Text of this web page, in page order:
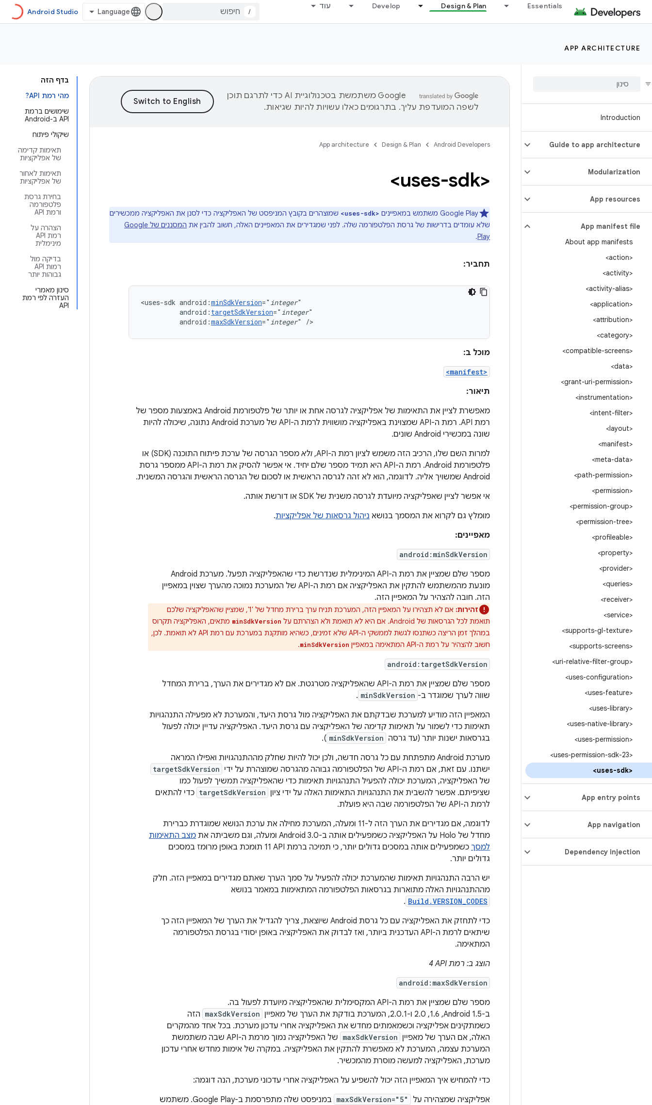
Essentials
Design & Plan
Develop עוד
/
Android Studio
APP ARCHITECTURE
Introduction
Guide to app architecture
Modularization
App resources
App manifest file
About app manifests
<action>
<activity>
<activity-alias>
<application>
<attribution>
<category>
<compatible-screens>
<data>
<grant-uri-permission>
<instrumentation>
<intent-filter>
<layout>
<manifest>
<meta-data>
<path-permission>
<permission>
<permission-group>
<permission-tree>
<profileable>
<property>
<provider>
<queries>
<receiver>
<service>
<supports-gl-texture>
<supports-screens>
<uri-relative-filter-group>
<uses-configuration>
<uses-feature>
<uses-library>
<uses-native-library>
<uses-permission>
<uses-permission-sdk-23>
<uses-sdk>
App entry points
App navigation
Dependency injection
בדף הזה
מהי רמת API?
שימושים ברמת
API ב-Android
שיקולי פיתוח
תאימות קדימה
של אפליקציות
תאימות לאחור
של אפליקציות
בחירת גרסת
פלטפורמה
ורמת API
הצהרה על
רמת API
מינימלית
בדיקה מול
רמות API
גבוהות יותר
סינון מאמרי
העזרה לפי רמת
API
‫Google משתמשת בטכנולוגיית AI כדי לתרגם תוכן
לשפה המועדפת עליך. בתרגומים כאלו עשויות להיות שגיאות.
Android Developers
Design & Plan
App architecture
<uses-sdk>
‫Google Play משתמש במאפיינים <uses-sdk> שמוצהרים בקובץ המניפסט של האפליקציה כדי לסנן את האפליקציה ממכשירים
שלא עומדים בדרישות של גרסת הפלטפורמה שלה. לפני שמגדירים את המאפיינים האלה, חשוב להבין את
המסננים של Google
Play
.
תחביר:
<uses-sdk android:minSdkVersion=" integer
android: targetSdkVersion=" integer
android:maxSdkVersion=" integer" />
מוכל ב:
<manifest>
תיאור:
מאפשרת לציין את התאימות של אפליקציה לגרסה אחת או יותר של פלטפורמת Android באמצעות מספר של
רמת API. רמת ה-API שמצוינת באפליקציה מושווית לרמת ה-API של מערכת Android נתונה, שיכולה להיות
שונה במכשירי Android שונים.
למרות השם שלו, הרכיב הזה משמש לציון רמת ה-API,
ולא
מספר הגרסה של ערכת פיתוח התוכנה (SDK) או
פלטפורמת Android. רמת ה-API היא תמיד מספר שלם יחיד. אי אפשר להסיק את רמת ה-API ממספר גרסת
Android שמשויך אליה. לדוגמה, הוא לא זהה לגרסה הראשית או לסכום של הגרסה הראשית והגרסה המשנית.
אי אפשר לציין שאפליקציה מיועדת לגרסה משנית של SDK או דורשת אותה.
מומלץ גם לקרוא את המסמך בנושא ניהול גרסאות של אפליקציות.
מאפיינים:
android:minSdkVersion
מספר שלם שמציין את רמת ה-API המינימלית שנדרשת כדי שהאפליקציה תפעל. מערכת Android
מונעת מהמשתמש להתקין את האפליקציה אם רמת ה-API של המערכת נמוכה מהערך שצוין במאפיין
הזה. חובה להצהיר על המאפיין הזה.
זהירות:
אם לא תצהירו על המאפיין הזה, המערכת תניח ערך ברירת מחדל של '1', שמציין שהאפליקציה שלכם
תואמת לכל הגרסאות של Android. אם היא
לא תואמת ולא הצהרתם על minSdkVersion מתאים, האפליקציה תקרוס
במהלך זמן הריצה כשתנסו לגשת לממשקי ה-API שלא זמינים, כשהיא מותקנת במערכת עם רמת API לא תואמת. לכן,
חשוב להצהיר על רמת ה-API המתאימה במאפיין
minSdkVersion
.
android:targetSdkVersion
מספר שלם שמציין את רמת ה-API שהאפליקציה מטרגטת. אם לא מגדירים את הערך, ברירת המחדל
שווה לערך שמוגדר ב- minSdkVersion
.
המאפיין הזה מודיע למערכת שבדקתם את האפליקציה מול גרסת היעד, והמערכת לא מפעילה התנהגויות
תאימות כדי לשמור על תאימות קדימה של האפליקציה עם גרסת היעד. האפליקציה עדיין יכולה לפעול
בגרסאות ישנות יותר (עד גרסה minSdkVersion
).
מערכת Android מתפתחת עם כל גרסה חדשה, ולכן יכול להיות שחלק מההתנהגויות ואפילו המראה
ישתנו. עם זאת, אם רמת ה-API של הפלטפורמה גבוהה מהגרסה שמוצהרת על ידי
targetSdkVersion
של האפליקציה, המערכת יכולה להפעיל התנהגויות תאימות כדי שהאפליקציה תמשיך לפעול כמו
שציפיתם. אפשר להשבית את התנהגויות התאימות האלה על ידי ציון targetSdkVersion כדי להתאים
לרמת ה-API של הפלטפורמה שבה היא פועלת.
לדוגמה, אם מגדירים את הערך הזה ל-11 ומעלה, המערכת מחילה את ערכת הנושא שמוגדרת כברירת
מחדל של Holo על האפליקציה כשמפעילים אותה ב-Android 3.0 ומעלה, וגם משביתה את
מצב התאימות
למסך
כשמפעילים אותה במסכים גדולים יותר, כי תמיכה ברמת API‏ 11 תומכת באופן מרומז במסכים
גדולים יותר.
יש הרבה התנהגויות תאימות שהמערכת יכולה להפעיל על סמך הערך שאתם מגדירים במאפיין הזה. חלק
מההתנהגויות האלה מתוארות בגרסאות הפלטפורמה המתאימות במאמר בנושא
Build.VERSION_CODES
.
כדי לתחזק את האפליקציה עם כל גרסת Android שיוצאת, צריך להגדיל את הערך של המאפיין הזה כך
שיתאים לרמת ה-API העדכנית ביותר, ואז לבדוק את האפליקציה באופן יסודי בגרסת הפלטפורמה
המתאימה.
הוצג ב: רמת API‏ 4
android:maxSdkVersion
מספר שלם שמציין את רמת ה-API המקסימלית שהאפליקציה מיועדת לפעול בה.
ב-Android 1.5,‏ 1.6,‏ 2.0 ו-2.0.1, המערכת בודקת את הערך של מאפיין
maxSdkVersion הזה
כשמתקינים אפליקציה וכשמאמתים מחדש את האפליקציה אחרי עדכון מערכת. בכל אחד מהמקרים
האלה, אם הערך של מאפיין maxSdkVersion
של האפליקציה נמוך מרמת ה-API שבה משתמשת
המערכת עצמה, המערכת לא מאפשרת להתקין את האפליקציה. במקרה של אימות מחדש אחרי עדכון
מערכת, האפליקציה למעשה מוסרת מהמכשיר.
כדי להמחיש איך המאפיין הזה יכול להשפיע על האפליקציה אחרי עדכוני מערכת, הנה דוגמה:
אפליקציה שמצהירה על
maxSdkVersion="5"
במניפסט שלה מתפרסמת ב-Google Play. משתמש